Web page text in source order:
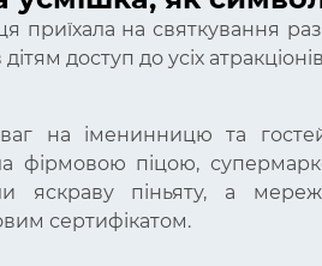
приїхала на святкування
доступ до усіх
на іменинницю та
фірмовою піцою,
яскраву піньяту, а
сертифікатом.